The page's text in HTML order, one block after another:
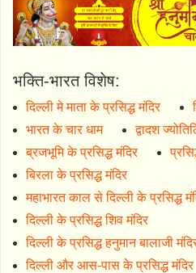
भक्ति-भारत विशेष:
दिल्ली मे माता के प्रसिद्ध मंदिर
भारत के चार धाम
द्वादश
ब्रजभूमि के प्रसिद्ध मंदिर
बिरला के प्रसिद्ध मंदिर
महाभारत काल से दिल्ली के प्रसिद्ध
दिल्ली के प्रसिद्ध शिव मंदिर
दिल्ली के प्रसिद्ध हनुमान बालाजी
दिल्ली और आस-पास के प्रसिद्ध मंदिर